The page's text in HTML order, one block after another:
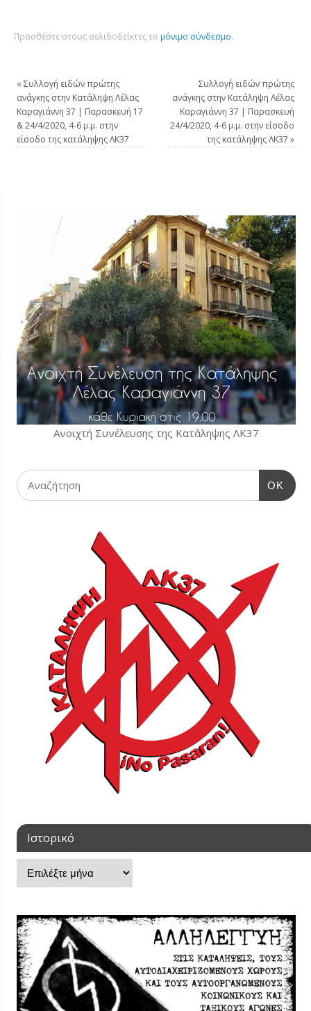
Προσθέστε στους σελιδοδείκτες το μόνιμο σύνδεσμο.
« Συλλογή ειδών πρώτης
ανάγκης στην Κατάληψη Λέλας
Καραγιάννη 37 | Παρασκευή 17
& 24/4/2020, 4-6 μ.μ. στην
είσοδο της κατάληψης ΛΚ37
Συλλογή ειδών πρώτης
ανάγκης στην Κατάληψη Λέλας
Καραγιάννη 37 | Παρασκευή
24/4/2020, 4-6 μ.μ. στην είσοδο
της κατάληψης ΛΚ37 »
Ανοιχτή Συνέλευσης της Κατάληψης ΛΚ37
OK
Ιστορικό